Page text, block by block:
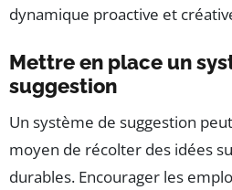
dynamique proactive et
Mettre en place un
suggestion
Un système de suggestion
moyen de récolter des idées
durables. Encourager les